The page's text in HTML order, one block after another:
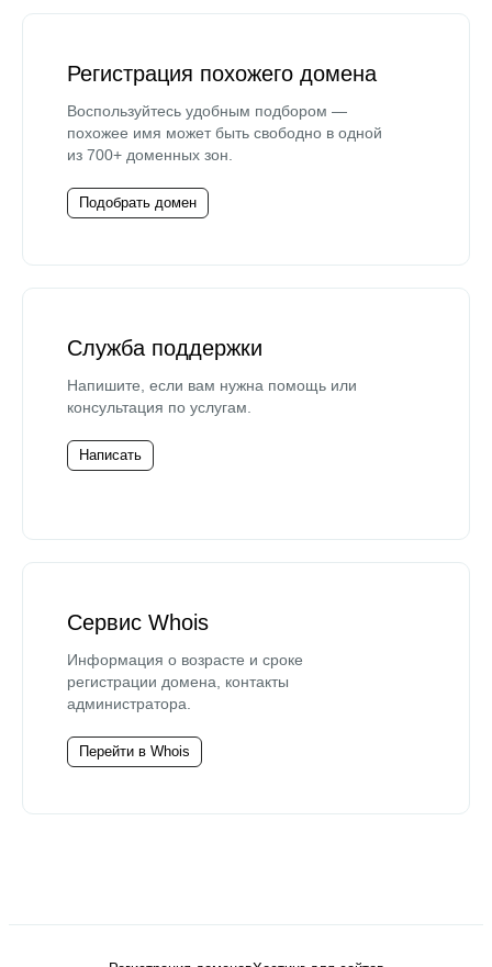
Регистрация похожего домена
Воспользуйтесь удобным подбором —
похожее имя может быть свободно в одной
из 700+ доменных зон.
Подобрать домен
Служба поддержки
Напишите, если вам нужна помощь или
консультация по услугам.
Написать
Сервис Whois
Информация о возрасте и сроке
регистрации домена, контакты
администратора.
Перейти в Whois